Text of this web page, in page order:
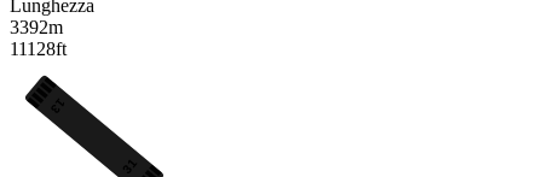
Lunghezza
3392m
11128ft
31
13